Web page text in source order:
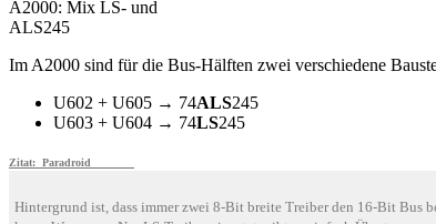
A2000: Mix LS- und
ALS245
Im A2000 sind für die Bus-Hälften zwei verschiedene
U602 + U605 → 74ALS245
U603 + U604 → 74LS245
Zitat: Paradroid
Hintergrund ist, dass immer zwei 8-Bit breite Treiber den 16-Bit Bus